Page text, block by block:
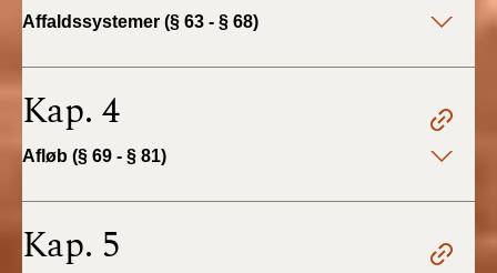
2022)
BR18 (1/1 - 30/6
BR18 (29/6 - 31/12
2021)
2021)
Affaldssystemer (§ 63 - § 68)
Kap. 4
Afløb (§ 69 - § 81)
Kap. 5